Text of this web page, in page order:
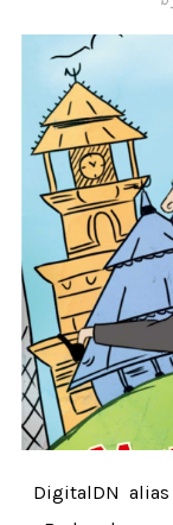
DigitalDN alias